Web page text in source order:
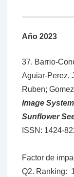
Año 2023
37. Barrio-
Aguiar-Perez,
Ruben;
Image
Sunflower
ISSN: 1424-
Factor de
Q2. Ranking: